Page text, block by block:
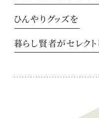
ひんやりグッズを
暮らし賢者がセレクト